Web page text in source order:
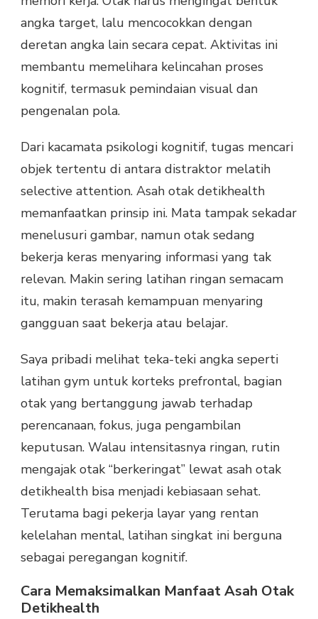
angka target, lalu mencocokkan dengan
deretan angka lain secara cepat. Aktivitas ini
membantu memelihara kelincahan proses
kognitif, termasuk pemindaian visual dan
pengenalan pola.
Dari kacamata psikologi kognitif, tugas mencari
objek tertentu di antara distraktor melatih
selective attention. Asah otak detikhealth
memanfaatkan prinsip ini. Mata tampak sekadar
menelusuri gambar, namun otak sedang
bekerja keras menyaring informasi yang tak
relevan. Makin sering latihan ringan semacam
itu, makin terasah kemampuan menyaring
gangguan saat bekerja atau belajar.
Saya pribadi melihat teka-teki angka seperti
latihan gym untuk korteks prefrontal, bagian
otak yang bertanggung jawab terhadap
perencanaan, fokus, juga pengambilan
keputusan. Walau intensitasnya ringan, rutin
mengajak otak “berkeringat” lewat asah otak
detikhealth bisa menjadi kebiasaan sehat.
Terutama bagi pekerja layar yang rentan
kelelahan mental, latihan singkat ini berguna
sebagai peregangan kognitif.
Cara Memaksimalkan Manfaat Asah Otak
Detikhealth